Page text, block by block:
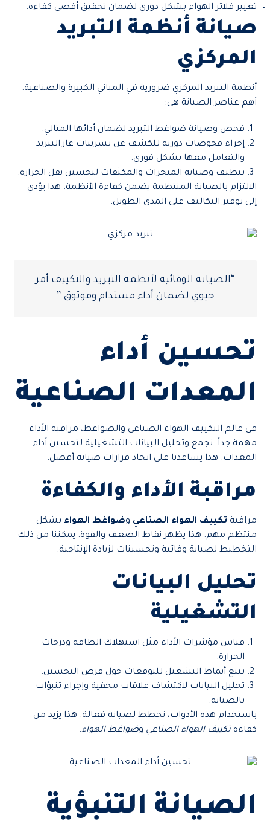
تغيير فلاتر الهواء بشكل دوري لضمان تحقيق أقصى كفاءة.
صيانة أنظمة التبريد
المركزي
أنظمة التبريد المركزي ضرورية في المباني الكبيرة والصناعية.
أهم عناصر الصيانة هي:
فحص وصيانة ضواغط التبريد لضمان أدائها المثالي.
إجراء فحوصات دورية للكشف عن تسريبات غاز التبريد
والتعامل معها بشكل فوري.
تنظيف وصيانة المبخرات والمكثفات لتحسين نقل الحرارة.
الالتزام بالصيانة المنتظمة يضمن كفاءة الأنظمة. هذا يؤدي
إلى توفير التكاليف على المدى الطويل.
“الصيانة الوقائية لأنظمة التبريد والتكييف أمر
حيوي لضمان أداء مستدام وموثوق.”
تحسين أداء
المعدات الصناعية
في عالم التكييف الهواء الصناعي والضواغط، مراقبة الأداء
مهمة جداً. نجمع وتحليل البيانات التشغيلية لتحسين أداء
المعدات. هذا يساعدنا على اتخاذ قرارات صيانة أفضل.
مراقبة الأداء والكفاءة
مراقبة تكييف الهواء الصناعي وضواغط الهواء بشكل
منتظم مهم. هذا يظهر نقاط الضعف والقوة. يمكننا من ذلك
التخطيط لصيانة وقائية وتحسينات لزيادة الإنتاجية.
تحليل البيانات
التشغيلية
قياس مؤشرات الأداء مثل استهلاك الطاقة ودرجات
الحرارة.
تتبع أنماط التشغيل للتوقعات حول فرص التحسين.
تحليل البيانات لاكتشاف علاقات مخفية وإجراء تنبؤات
بالصيانة.
باستخدام هذه الأدوات، نخطط لصيانة فعالة. هذا يزيد من
كفاءةتكييف الهواء الصناعي وضواغط الهواء.
الصيانة التنبؤية